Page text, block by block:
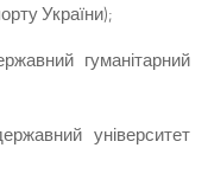
України);
гуманітарний
університет